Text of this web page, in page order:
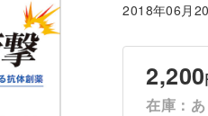
2018年06月
2,200
在庫：あ